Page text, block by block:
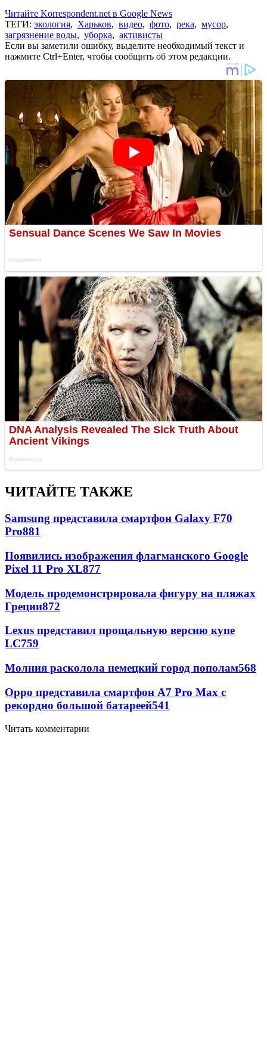
Читайте Korrespondent.net в Google News
ТЕГИ: экология, Харьков, видео, фото, река, мусор,
загрязнение воды, уборка, активисты
Если вы заметили ошибку, выделите необходимый текст и
нажмите Ctrl+Enter, чтобы сообщить об этом редакции.
ЧИТАЙТЕ ТАКЖЕ
Samsung представила смартфон Galaxy F70
Pro881
Появились изображения флагманского Google
Pixel 11 Pro XL877
Модель продемонстрировала фигуру на пляжах
Греции872
Lexus представил прощальную версию купе
LC759
Молния расколола немецкий город пополам568
Oppo представила смартфон A7 Pro Max с
рекордно большой батареей541
Читать комментарии